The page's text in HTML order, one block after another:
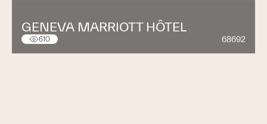
GENEVA MARRIOTT HÔTEL
610 68692